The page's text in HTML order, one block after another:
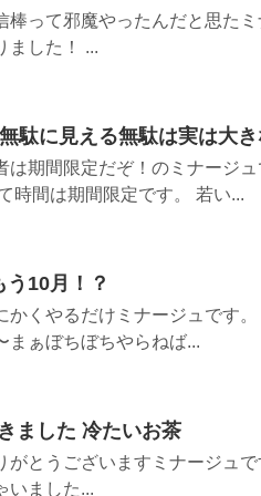
棒って邪魔やったんだと思た
ました！ ...
駄に見える無駄は実は大
は期間限定だぞ！のミナージ
時間は期間限定です。 若い...
10月！？
かくやるだけミナージュです
まぁぼちぼちやらねば...
ました 冷たいお茶
がとうございますミナージュ
いました...